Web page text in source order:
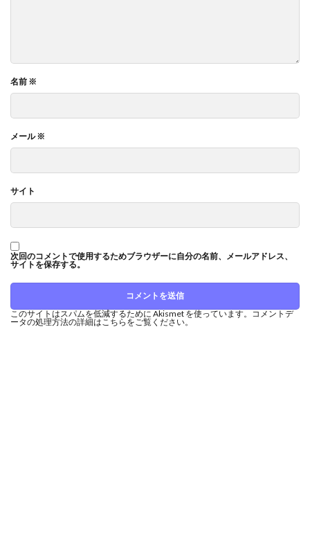
名前 ※
メール※
サイト
次回のコメントで使用するためブラウザーに自分の名前、メールアドレス、
サイトを保存する。
このサイトはスパムを低減するために Akismet を使っています。コメントデ
ータの処理方法の詳細はこちらをご覧ください。